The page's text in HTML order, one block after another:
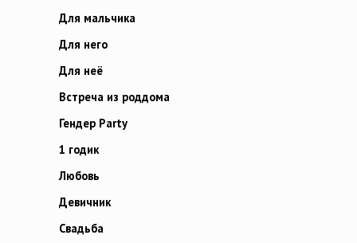
Для мальчика
Для него
Для неё
Встреча из роддома
Гендер Party
1 годик
Любовь
Девичник
Свадьба